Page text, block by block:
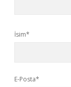
İsim*
E-Posta*